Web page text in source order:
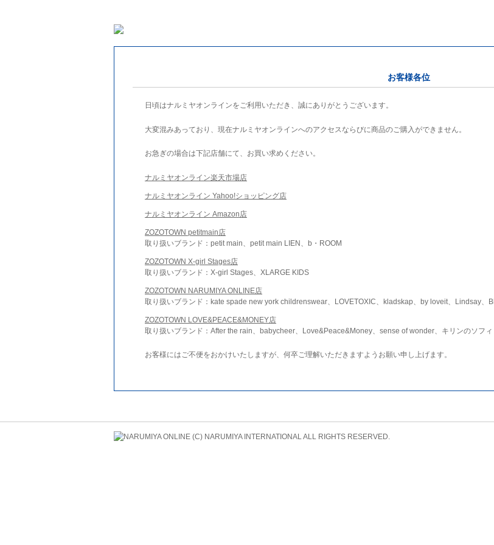
お客様各位
日頃はナルミヤオンラインをご利用いただき、誠にありがとうございます。
大変混みあっており、現在ナルミヤオンラインへのアクセスならびに商品のご購入ができません。
お急ぎの場合は下記店舗にて、お買い求めください。
ナルミヤオンライン楽天市場店
ナルミヤオンライン Yahoo!ショッピング店
ナルミヤオンライン Amazon店
ZOZOTOWN petitmain店
取り扱いブランド：petit main、petit main LIEN、b・ROOM
ZOZOTOWN X-girl Stages店
取り扱いブランド：X-girl Stages、XLARGE KIDS
ZOZOTOWN NARUMIYA ONLINE店
取り扱いブランド：kate spade new york childrenswear、LOVETOXIC、kladskap、by loveit、Lindsay、
ZOZOTOWN LOVE&PEACE&MONEY店
取り扱いブランド：After the rain、babycheer、Love&Peace&Money、sense of wonder、キリンのソフィ
お客様にはご不便をおかけいたしますが、何卒ご理解いただきますようお願い申し上げます。